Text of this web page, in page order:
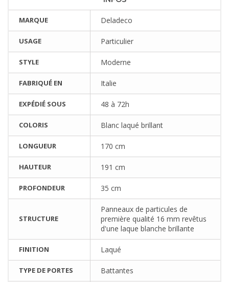
MARQUE Deladeco
USAGE Particulier
STYLE Moderne
FABRIQUÉ EN Italie
EXPÉDIÉ SOUS 48 à 72h
COLORIS Blanc laqué brillant
LONGUEUR 170 cm
HAUTEUR 191 cm
PROFONDEUR 35 cm
STRUCTURE
Panneaux de particules de
première qualité 16 mm revêtus
d'une laque blanche brillante
FINITION Laqué
TYPE DE PORTES Battantes